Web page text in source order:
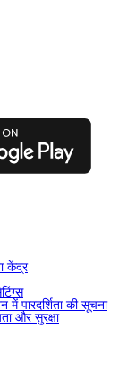
केंद्र
पारदर्शिता की सूचना
और सुरक्षा